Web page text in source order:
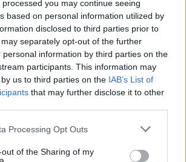
you may continue seeing
based on personal information utilized by
disclosed to third parties prior to
separately opt-out of the further
personal information by third parties on the
participants. This information may
us to third parties on the IAB’s List of
that may further disclose it to other
website/app uses one or more Google
visit or usage behaviour. You may click to
Processing Opt Outs
of the Sharing of my
Στάση εργασίας
INTERNET